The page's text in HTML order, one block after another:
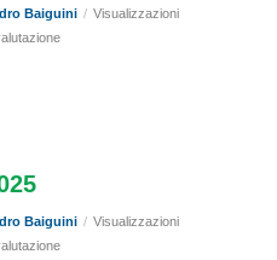
Baiguini / Visualizzazioni
Baiguini / Visualizzazioni